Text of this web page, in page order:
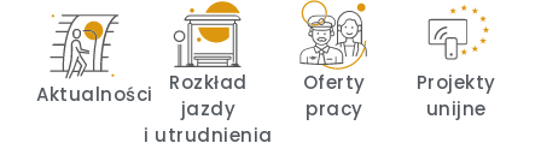
Aktualności
Rozkład
jazdy
i utrudnienia
Oferty
pracy
Projekty
unijne